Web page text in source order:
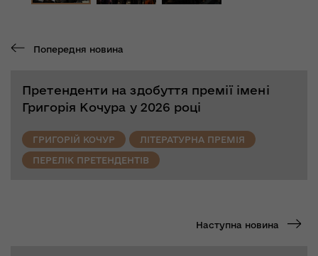
Попередня новина
Претенденти на здобуття премії імені
Григорія Кочура у 2026 році
ГРИГОРІЙ КОЧУР ЛІТЕРАТУРНА ПРЕМІЯ
ПЕРЕЛІК ПРЕТЕНДЕНТІВ
Наступна новина